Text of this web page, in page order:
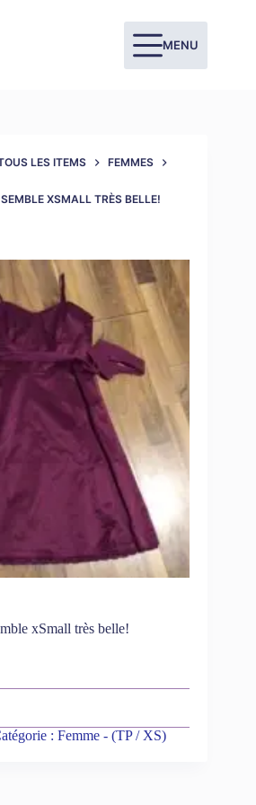
MENU
LES ITEMS
FEMMES
XSMALL TRÈS BELLE!
xSmall très belle!
: Femme - (TP / XS)